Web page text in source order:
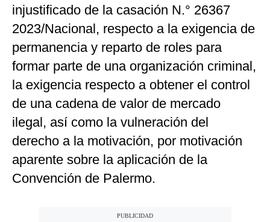
injustificado de la casación N.° 26367
2023/Nacional, respecto a la exigencia de
permanencia y reparto de roles para
formar parte de una organización criminal,
la exigencia respecto a obtener el control
de una cadena de valor de mercado
ilegal, así como la vulneración del
derecho a la motivación, por motivación
aparente sobre la aplicación de la
Convención de Palermo.